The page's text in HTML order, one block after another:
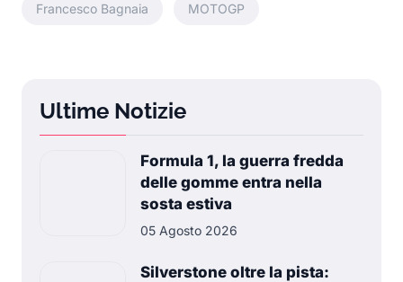
Francesco Bagnaia MOTOGP
Ultime Notizie
Formula 1, la guerra fredda
delle gomme entra nella
sosta estiva
05 Agosto 2026
Silverstone oltre la pista: